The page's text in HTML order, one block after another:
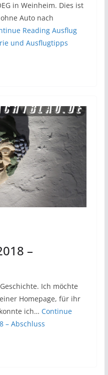
in Weinheim. Dies ist
Auto nach
ReadingAusflug
und Ausflugtipps
–
Ich möchte
Homepage, für ihr
ich… Continue
– Abschluss